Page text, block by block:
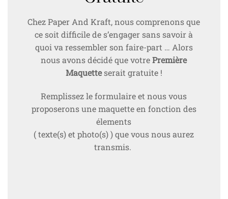
Chez Paper And Kraft, nous comprenons que
ce soit difficile de s’engager sans savoir à
quoi va ressembler son faire-part … Alors
nous avons décidé que votrePremière
Maquetteserait gratuite !
Remplissez le formulaire et nous vous
proposerons une maquette en fonction des
élements
( texte(s) et photo(s) ) que vous nous aurez
transmis.